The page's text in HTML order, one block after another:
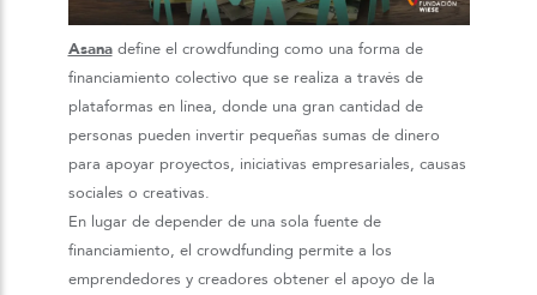
Asanadefine el crowdfunding como una forma de
financiamiento colectivo que se realiza a través de
plataformas en línea, donde una gran cantidad de
personas pueden invertir pequeñas sumas de dinero
para apoyar proyectos, iniciativas empresariales, causas
sociales o creativas.
En lugar de depender de una sola fuente de
financiamiento, el crowdfunding permite a los
emprendedores y creadores obtener el apoyo de la